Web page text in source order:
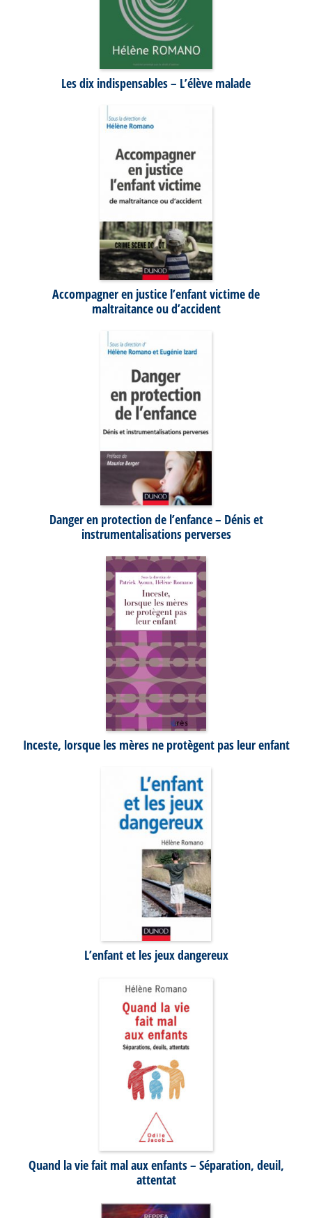
Les dix indispensables – L’élève malade
Accompagner en justice l’enfant victime de
maltraitance ou d’accident
Danger en protection de l’enfance – Dénis et
instrumentalisations perverses
Inceste, lorsque les mères ne protègent pas leur enfant
L’enfant et les jeux dangereux
Quand la vie fait mal aux enfants – Séparation, deuil,
attentat